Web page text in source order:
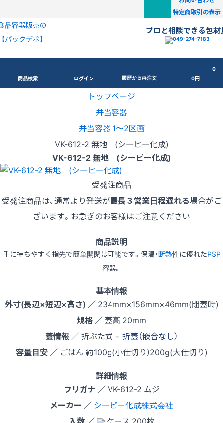
特定商取引の表示
品容器販売の
【パックデポ】
プロと相談できる包材
商品検索 ログイン 履歴から再注文
0
0円
トップページ
弁当容器
弁当容器 1〜2区画
VK-612-2 無地 (シーピー化成)
VK-612-2 無地 (シーピー化成)
受発注商品
受発注商品は、通常より発送が最長３営業日程遅れる場合がご
ざいます。お急ぎのお客様はご注意ください
商品説明
手に持ちやすく指先で簡単開閉は可能です。保温・断熱性に優れたPSP
容器。
基本情報
外寸(長辺×短辺×高さ) ／ 234mm×156mm×46mm(閉蓋時)
規格 ／ 蓋高 20mm
蓋情報 ／ 折ぶた式 − 折蓋（嵌合なし）
容量目安／ ごはん 約100g(小仕切り)200g(大仕切り)
詳細情報
フリガナ ／ VK-612-2 ムジ
メーカー ／ シーピー化成株式会社